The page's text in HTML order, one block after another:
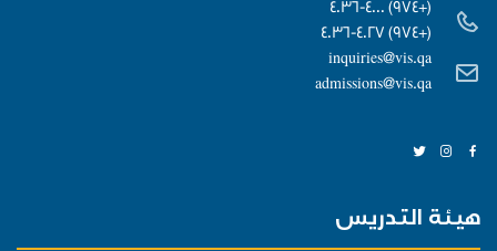
(+974) 4036-4000
(+974) 4036-4027
inquiries@vis.qa
admissions@vis.qa
هيئة التدريس